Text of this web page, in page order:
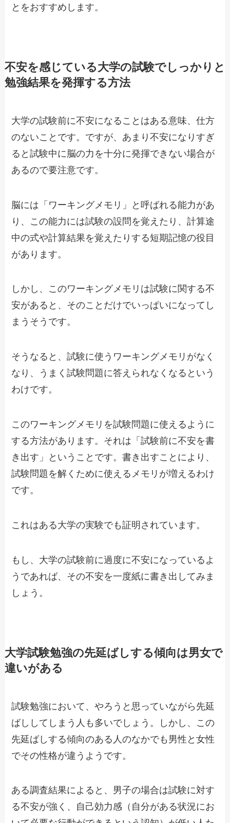
とをおすすめします。
不安を感じている大学の試験でしっかりと
勉強結果を発揮する方法
大学の試験前に不安になることはある意味、仕方
のないことです。ですが、あまり不安になりすぎ
ると試験中に脳の力を十分に発揮できない場合が
あるので要注意です。
脳には「ワーキングメモリ」と呼ばれる能力があ
り、この能力には試験の設問を覚えたり、計算途
中の式や計算結果を覚えたりする短期記憶の役目
があります。
しかし、このワーキングメモリは試験に関する不
安があると、そのことだけでいっぱいになってし
まうそうです。
そうなると、試験に使うワーキングメモリがなく
なり、うまく試験問題に答えられなくなるという
わけです。
このワーキングメモリを試験問題に使えるように
する方法があります。それは「試験前に不安を書
き出す」ということです。書き出すことにより、
試験問題を解くために使えるメモリが増えるわけ
です。
これはある大学の実験でも証明されています。
もし、大学の試験前に過度に不安になっているよ
うであれば、その不安を一度紙に書き出してみま
しょう。
大学試験勉強の先延ばしする傾向は男女で
違いがある
試験勉強において、やろうと思っていながら先延
ばししてしまう人も多いでしょう。しかし、この
先延ばしする傾向のある人のなかでも男性と女性
でその性格が違うようです。
ある調査結果によると、男子の場合は試験に対す
る不安が強く、自己効力感（自分がある状況にお